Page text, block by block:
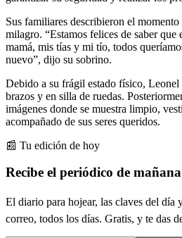
Sus familiares describieron el
milagro. “Estamos felices de saber
mamá, mis tías y mi tío, todos
nuevo”, dijo su sobrino.
Debido a su frágil estado físico, Leonel
brazos y en silla de ruedas.
imágenes donde se muestra limpio,
acompañado de sus seres queridos.
📰 Tu edición de hoy
Recibe el periódico de
El diario para hojear, las claves del
correo, todos los días. Gratis, y te das